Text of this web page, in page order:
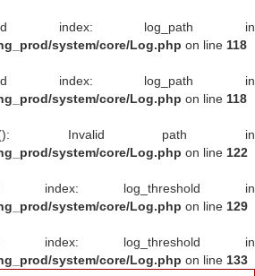
index: log_path in
system/core/Log.php on line 118
index: log_path in
system/core/Log.php on line 118
Invalid path in
system/core/Log.php on line 122
index: log_threshold in
system/core/Log.php on line 129
index: log_threshold in
system/core/Log.php on line 133